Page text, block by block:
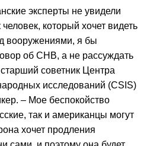
эксперты не увидели
который хочет видеть
вооружениями, я бы
об СНВ, а не рассуждать
советник Центра
исследований (CSIS)
– Мое беспокойство
так и американцы могут
хочет продления